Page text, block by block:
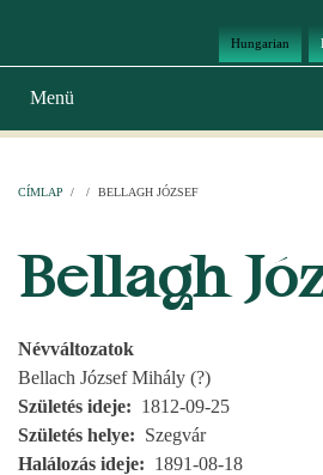
Hungarian
Main
navigation
Menü
CÍMLAP / / BELLAGH JÓZSEF
Bellagh
Névváltozatok
Bellach József Mihály (?)
Születés ideje
1812-09-25
Születés helye
Szegvár
Halálozás ideje
1891-08-18